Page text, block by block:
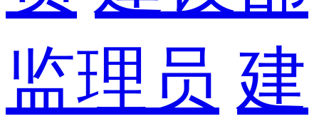
监理员 建